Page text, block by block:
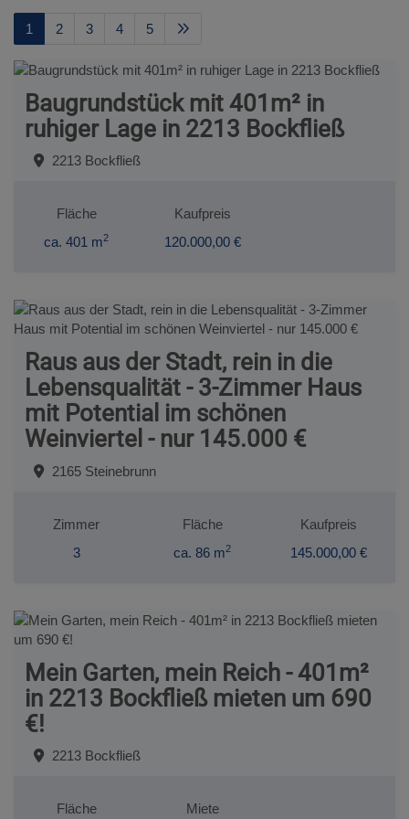
1 2 3 4 5
Baugrundstück mit 401m² in
ruhiger Lage in 2213 Bockfließ
2213 Bockfließ
Fläche
ca. 401 m2
Kaufpreis
120.000,00 €
Raus aus der Stadt, rein in die
Lebensqualität - 3-Zimmer Haus
mit Potential im schönen
Weinviertel - nur 145.000 €
2165 Steinebrunn
Zimmer
3
Fläche
ca. 86 m2
Kaufpreis
145.000,00 €
Mein Garten, mein Reich - 401m²
in 2213 Bockfließ mieten um 690
€!
2213 Bockfließ
Fläche Miete